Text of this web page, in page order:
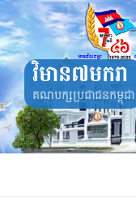
Skip
to
content
វិមាន៧មករា
គណបក្សប្រជាជនកម្ពុជា